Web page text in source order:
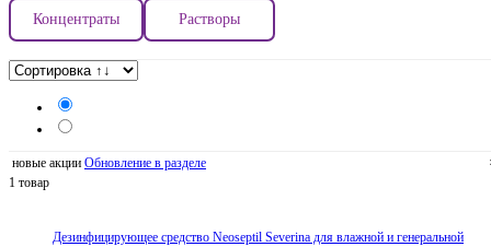
Концентраты Растворы
новые акции Обновление в разделе
1 товар
Дезинфицирующее средство Neoseptil Severina для влажной и генеральной